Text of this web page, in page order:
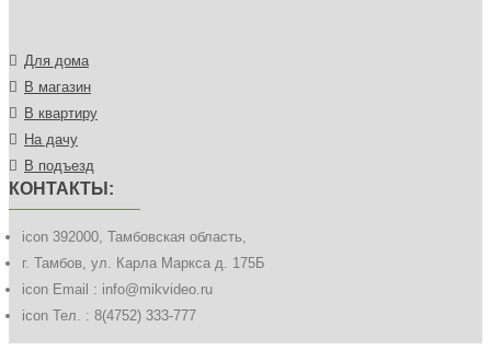
Для дома
В магазин
В квартиру
На дачу
В подъезд
КОНТАКТЫ:
icon 392000, Тамбовская область,
г. Тамбов, ул. Карла Маркса д. 175Б
icon Email : info@mikvideo.ru
icon Тел. : 8(4752) 333-777